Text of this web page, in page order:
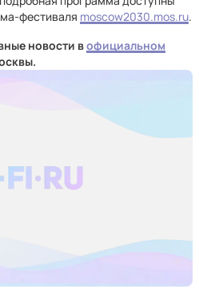
фестиваля moscow2030.mos.ru.
новости вофициальном